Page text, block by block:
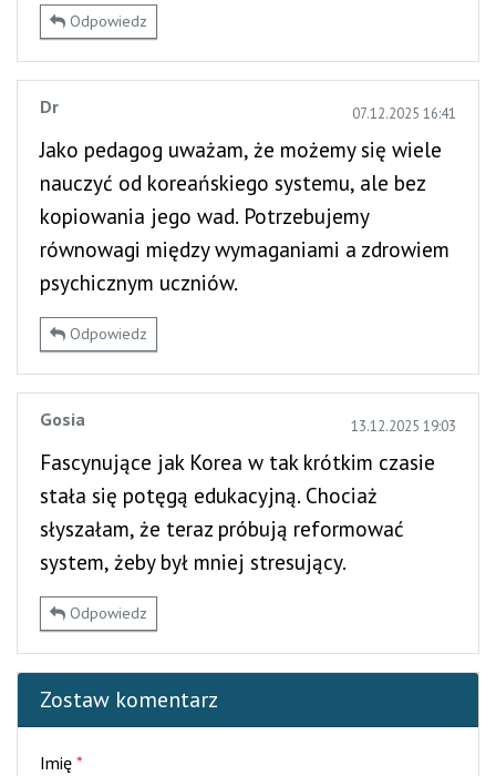
Odpowiedz
Dr 07.12.2025 16:41
Jako pedagog uważam, że możemy się wiele
nauczyć od koreańskiego systemu, ale bez
kopiowania jego wad. Potrzebujemy
równowagi między wymaganiami a zdrowiem
psychicznym uczniów.
Odpowiedz
Gosia 13.12.2025 19:03
Fascynujące jak Korea w tak krótkim czasie
stała się potęgą edukacyjną. Chociaż
słyszałam, że teraz próbują reformować
system, żeby był mniej stresujący.
Odpowiedz
Zostaw komentarz
Imię *